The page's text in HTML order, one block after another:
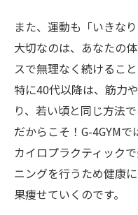
また、運動も「いきな
大切なのは、あなたの
スで無理なく続けるこ
特に40代以降は、筋力
り、若い頃と同じ方法
だからこそ！G-4GYMで
カイロプラクティック
ニングを行うため健康
果痩せていくのです。